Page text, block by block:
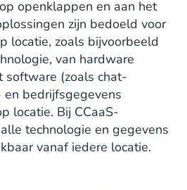
openklappen en aan het
zijn bedoeld voor
locatie, zoals bijvoorbeeld
van hardware
software (zoals chat-
bedrijfsgegevens
locatie. Bij CCaaS-
technologie en gegevens
vanaf iedere locatie.